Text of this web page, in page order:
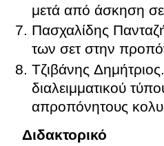
μετά από άσκηση σε
Πασχαλίδης
των σετ στην
Τζιβάνης Δημήτριος.
διαλειμματικού
απροπόνητους
Διδακτορικό